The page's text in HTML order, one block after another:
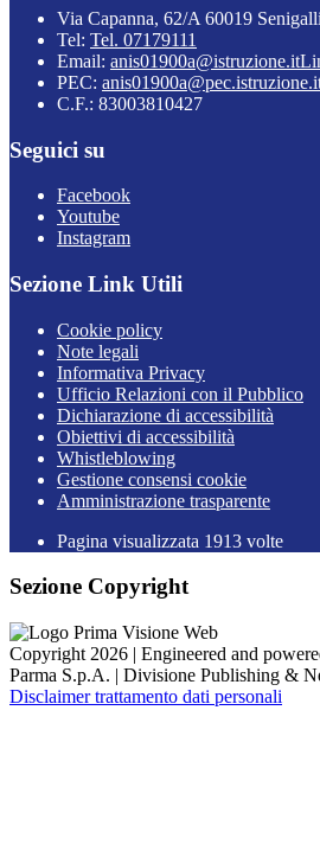
Via Capanna, 62/A 60019
Tel: Tel. 07179111
Email: anis01900a@istruzione.it
PEC:
C.F.: 83003810427
Seguici su
Facebook
Youtube
Instagram
Sezione Link Utili
Cookie policy
Note legali
Informativa Privacy
Ufficio Relazioni con il Pubblico
Dichiarazione di accessibilità
Obiettivi di accessibilità
Whistleblowing
Gestione consensi cookie
Amministrazione trasparente
Pagina visualizzata 1913 volte
Sezione Copyright
Copyright 2026 | Engineered and
Parma S.p.A. | Divisione Publishing &
Disclaimer trattamento dati personali